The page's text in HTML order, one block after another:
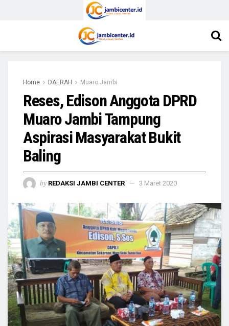
Home DAERAH Muaro Jambi
Reses, Edison Anggota DPRD
Muaro Jambi Tampung
Aspirasi Masyarakat Bukit
Baling
by REDAKSI JAMBI CENTER 3 Maret 2020